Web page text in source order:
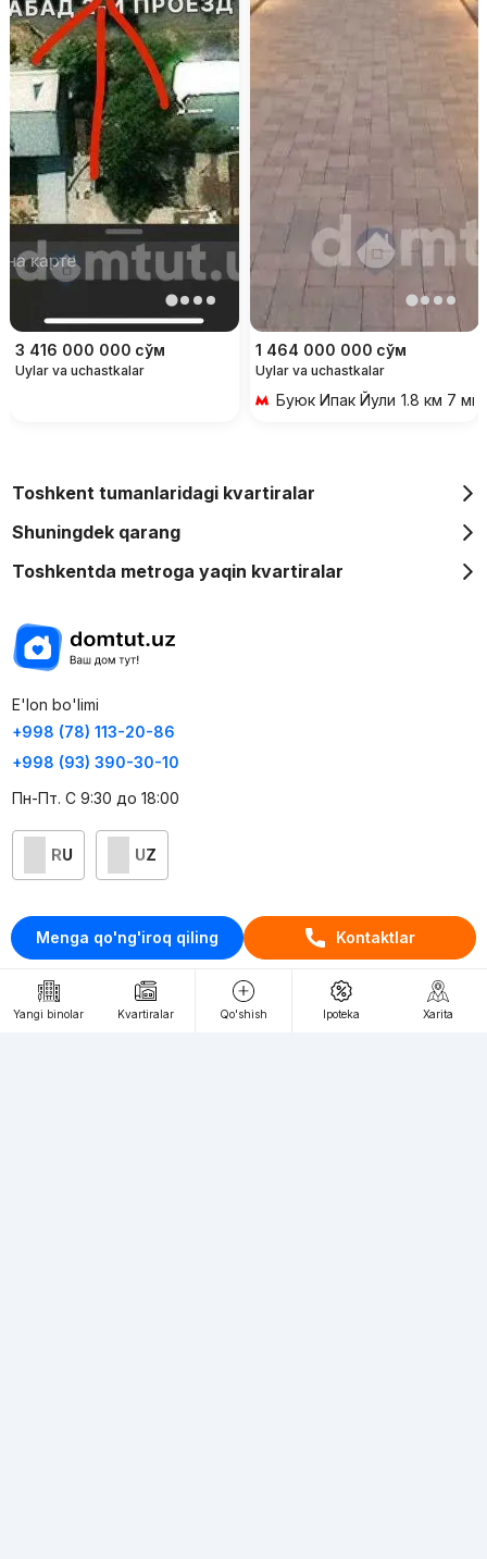
Menga qo'ng'iroq qiling Kontaktlar
3 416 000 000 сўм
Uylar va uchastkalar
1 464 000 000 сўм
Uylar va uchastkalar
Буюк Ипак Йули 1.8 км 7
Yangi binolar Kvartiralar Qo'shish Ipoteka Xarita
Toshkent tumanlaridagi kvartiralar
Shuningdek qarang
Toshkentda metroga yaqin kvartiralar
E'lon bo'limi
+998 (78) 113-20-86
+998 (93) 390-30-10
Пн-Пт. С 9:30 до 18:00
RU UZ
Kontaktlar
loyiha haqida
Webnow © loyihasi